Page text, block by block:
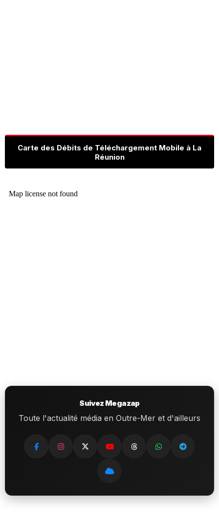
Carte des Débits de Téléchargement Mobile à La
Réunion
Suivez Megazap
Toute l'actualité média en Outre-Mer et d'ailleurs